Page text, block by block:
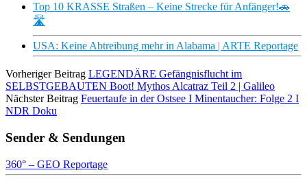
Top 10 KRASSE Straßen – Keine Strecke für Anfänger!🚗
🛣️
USA: Keine Abtreibung mehr in Alabama | ARTE Reportage
Vorheriger Beitrag LEGENDÄRE Gefängnisflucht im
SELBSTGEBAUTEN Boot! Mythos Alcatraz Teil 2 | Galileo
Nächster Beitrag Feuertaufe in der Ostsee I Minentaucher: Folge 2 I
NDR Doku
Sender & Sendungen
360° – GEO Reportage